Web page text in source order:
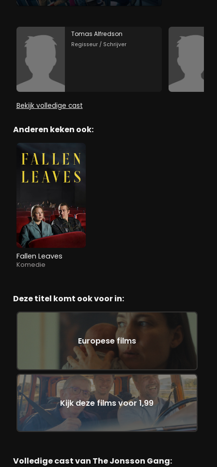
Tomas Alfredson
Regisseur / Schrijver
Bekijk volledige cast
Anderen keken ook:
Fallen Leaves
Komedie
Deze titel komt ook voor in:
Europese films
Kijk deze films voor 1,99
Volledige cast van The Jonsson Gang: